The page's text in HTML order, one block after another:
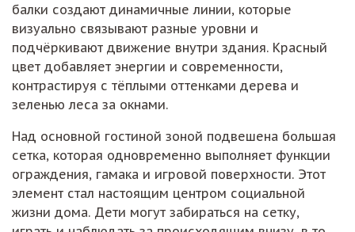
балки создают динамичные линии, которые
визуально связывают разные уровни и
подчёркивают движение внутри здания. Красный
цвет добавляет энергии и современности,
контрастируя с тёплыми оттенками дерева и
зеленью леса за окнами.
Над основной гостиной зоной подвешена большая
сетка, которая одновременно выполняет функции
ограждения, гамака и игровой поверхности. Этот
элемент стал настоящим центром социальной
жизни дома. Дети могут забираться на сетку,